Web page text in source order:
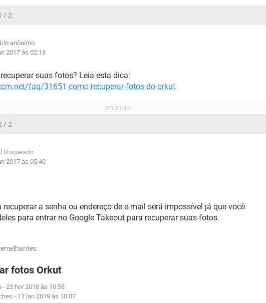
/ 2
anônimo
2017 às 02:18
suas fotos? Leia esta dica:
faq/31651-como-recuperar-fotos-do-orkut
/ 2
bloqueado
2017 às 05:40
recuperar a senha ou endereço de e-mail será impossível já que você
para entrar no Google Takeout para recuperar suas fotos.
fotos Orkut
- 23 fev 2018 às 10:58
- 17 jan 2019 às 10:07